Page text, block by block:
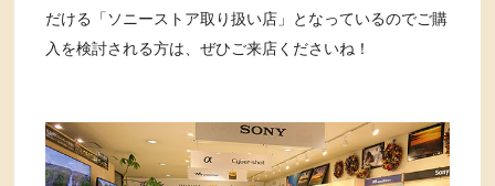
だける「ソニーストア取り扱い店」となっているのでご購
入を検討される方は、ぜひご来店くださいね！